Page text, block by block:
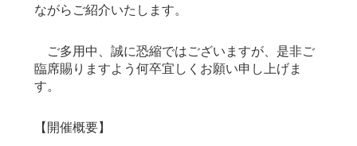
ながらご紹介いたします。
ご多用中、誠に恐縮ではございますが、是非ご
臨席賜りますよう何卒宜しくお願い申し上げま
す。
【開催概要】